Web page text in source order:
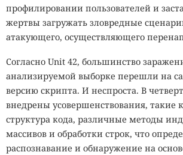
профилировании пользователей и
жертвы загружать зловредные
атакующего, осуществляющего
Согласно Unit 42, большинство
анализируемой выборке перешли на
версию скрипта. И неспроста. В
внедрены усовершенствования, такие
структура кода, различные методы
массивов и обработки строк, что
распознавание и обнаружение на